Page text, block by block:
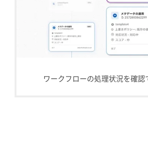
ワークフローの処理状況を確認